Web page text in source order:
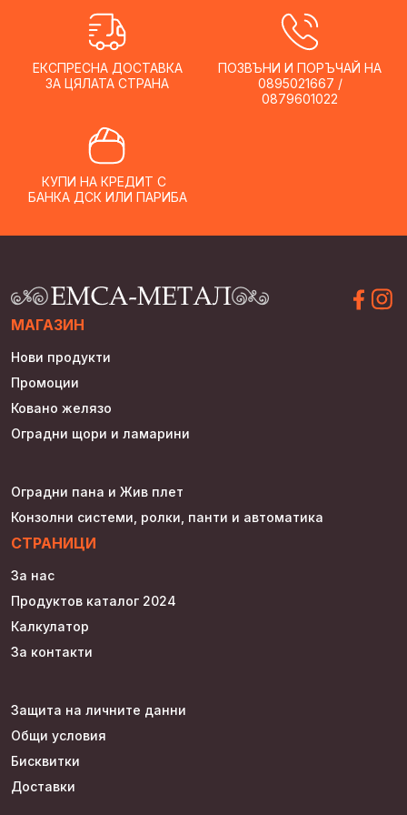
ЕКСПРЕСНА ДОСТАВКА
ЗА ЦЯЛАТА СТРАНА
ПОЗВЪНИ И ПОРЪЧАЙ НА
0895021667 /
0879601022
КУПИ НА КРЕДИТ С
БАНКА ДСК ИЛИ ПАРИБА
МАГАЗИН
Нови продукти
Промоции
Ковано желязо
Оградни щори и ламарини
Оградни пана и Жив плет
Конзолни системи, ролки, панти и автоматика
СТРАНИЦИ
За нас
Продуктов каталог 2024
Калкулатор
За контакти
Защита на личните данни
Общи условия
Бисквитки
Доставки